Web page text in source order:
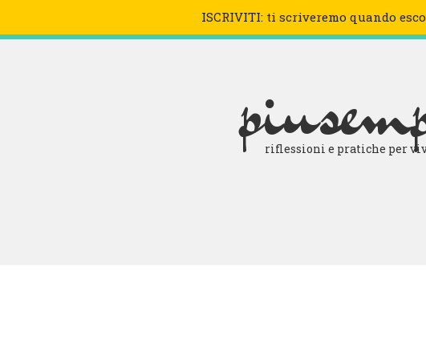
VIDEO BLOG
riflessioni e pratiche per
ISCRIVITI: ti scriveremo quando